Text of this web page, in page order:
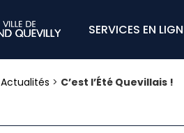
SERVICES EN
Actualités > C’est l’Été Quevillais !